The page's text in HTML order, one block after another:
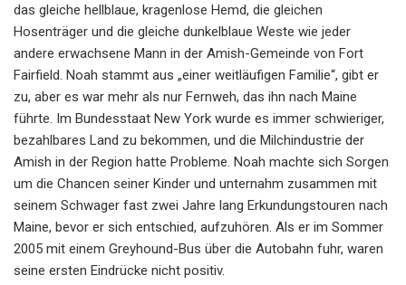
das gleiche hellblaue, kragenlose Hemd, die gleichen
Hosenträger und die gleiche dunkelblaue Weste wie jeder
andere erwachsene Mann in der Amish-Gemeinde von Fort
Fairfield. Noah stammt aus „einer weitläufigen Familie“, gibt er
zu, aber es war mehr als nur Fernweh, das ihn nach Maine
führte. Im Bundesstaat New York wurde es immer schwieriger,
bezahlbares Land zu bekommen, und die Milchindustrie der
Amish in der Region hatte Probleme. Noah machte sich Sorgen
um die Chancen seiner Kinder und unternahm zusammen mit
seinem Schwager fast zwei Jahre lang Erkundungstouren nach
Maine, bevor er sich entschied, aufzuhören. Als er im Sommer
2005 mit einem Greyhound-Bus über die Autobahn fuhr, waren
seine ersten Eindrücke nicht positiv.